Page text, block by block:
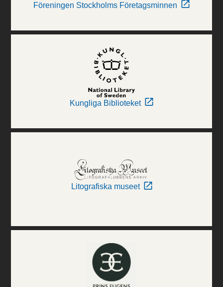
Föreningen Stockholms Företagsminnen
Kungliga Biblioteket
Litografiska museet